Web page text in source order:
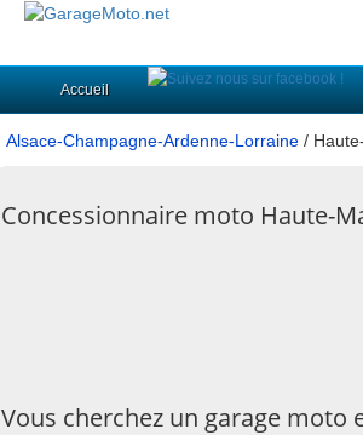
Accueil
Alsace-Champagne-Ardenne-Lorraine /
Concessionnaire moto Haute-
Vous cherchez un garage moto